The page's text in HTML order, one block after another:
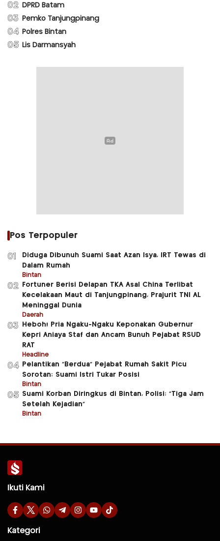
02 DPRD Batam
03 Pemko Tanjungpinang
04 Polres Bintan
05 Lis Darmansyah
Pos Terpopuler
01
Diduga Dibunuh Suami Saat Azan Isya, IRT Tewas di
Dalam Rumah
Bintan
02
Fortuner Berisi Delapan TKA Asal China Terlibat
Kecelakaan Maut di Tanjungpinang, Prajurit TNI AL
Meninggal Dunia
Daerah
03
Heboh! Pria Ngaku-Ngaku Keponakan Gubernur
Kepri Aniaya Staf dan Ancam Bunuh Pejabat RSUD
RAT
Headline
04
Pelantikan “Berdua” Pejabat Rumah Sakit Picu
Sorotan: Suami Istri Tukar Posisi
Bintan
05 Suami Korban Diringkus di Bintan, Polisi: “Tiga Jam
Setelah Kejadian”
Bintan
Ikuti Kami
Kategori